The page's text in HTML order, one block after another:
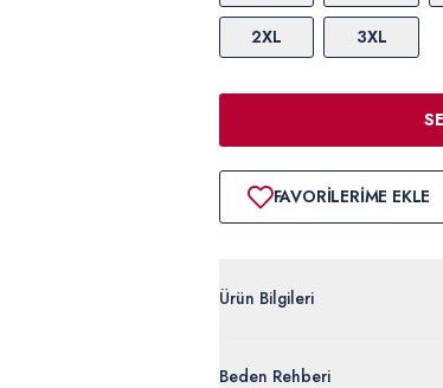
2XL 3XL
FAVORILERIME EKLE
Ürün Bilgileri
Beden Rehberi